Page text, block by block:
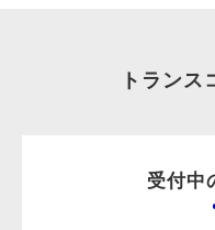
トランス
受付中